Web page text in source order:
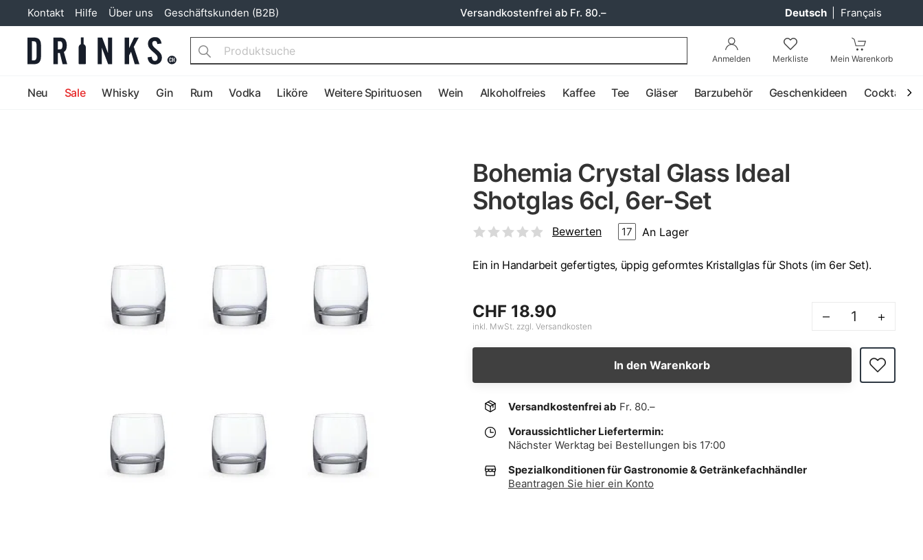
Kontakt Hilfe Über uns Geschäftskunden (B2B) Versandkostenfrei ab Fr. 80.– Deutsch Français
Anmelden Merkliste Mein Warenkorb
Search
Neu Sale Whisky Gin Rum Vodka Liköre Weitere Spirituosen Wein Alkoholfreies Kaffee Tee Gläser Barzubehör Geschenkideen Cocktail
Bohemia Crystal Glass Ideal
Shotglas 6cl, 6er-Set
Bewerten 17 An Lager
Ein in Handarbeit gefertigtes, üppig geformtes Kristallglas für Shots (im 6er Set).
CHF 18.90
inkl. MwSt. zzgl. Versandkosten
– +
In den Warenkorb
Versandkostenfrei ab Fr. 80.–
Voraussichtlicher Liefertermin:
Nächster Werktag bei Bestellungen bis 17:00
Spezialkonditionen für Gastronomie & Getränkefachhändler
Beantragen Sie hier ein Konto